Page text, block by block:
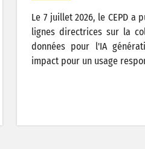
Le 7 juillet 2026, le CEPD a
lignes directrices sur la
données pour l'IA
impact pour un usage